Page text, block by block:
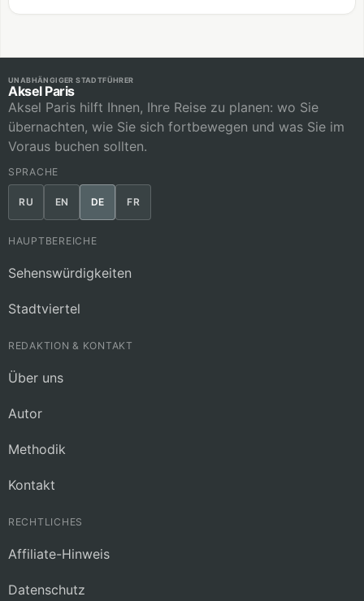
UNABHÄNGIGER STADTFÜHRER
Aksel Paris
Aksel Paris hilft Ihnen, Ihre Reise zu planen: wo Sie
übernachten, wie Sie sich fortbewegen und was Sie im
Voraus buchen sollten.
SPRACHE
RU EN DE FR
HAUPTBEREICHE
Sehenswürdigkeiten
Stadtviertel
REDAKTION & KONTAKT
Über uns
Autor
Methodik
Kontakt
RECHTLICHES
Affiliate-Hinweis
Datenschutz